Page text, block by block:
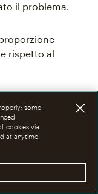
il problema.
rispetto al
se il
in secondo
puoi ottenere
finali a
some
cookies via
at anytime.